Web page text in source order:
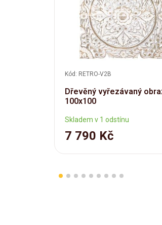
Kód: RETRO-V2B
Dřevěný vyřezávaný
100x100
Skladem v 1 odstínu
7 790 Kč